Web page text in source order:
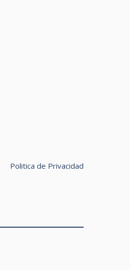
Politica de Privacidad